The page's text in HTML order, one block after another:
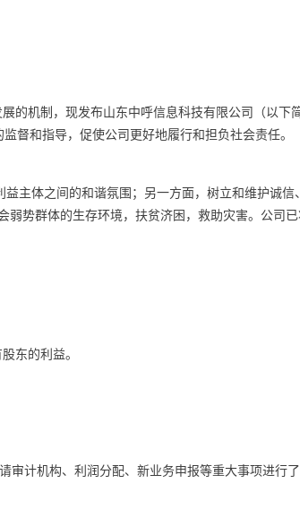
机制，现发布山东中呼信息科技有限公司（以下简
督和指导，促使公司更好地履行和担负社会责任。
主体之间的和谐氛围；另一方面，树立和维护诚信
势群体的生存环境，扶贫济困，救助灾害。公司
东的利益。
审计机构、利润分配、新业务申报等重大事项进行了